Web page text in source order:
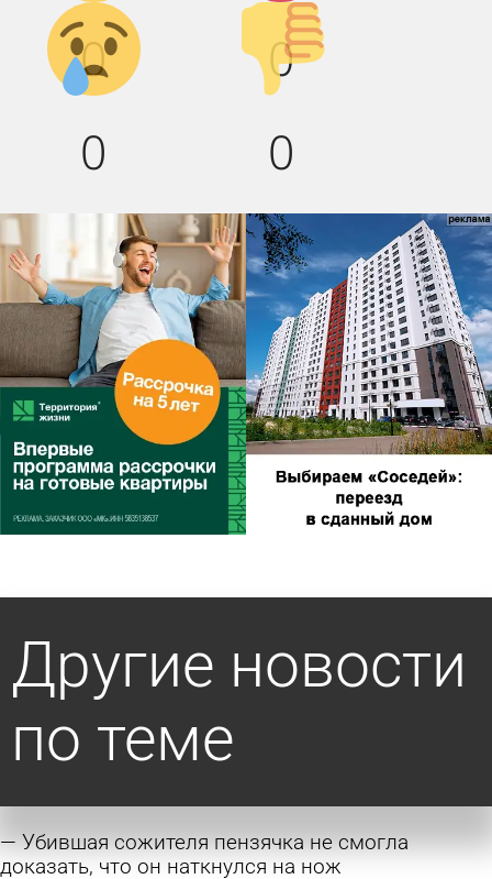
0 0
Грусть :(
0
Палец
вниз!
0
Другие новости
по теме
Убившая сожителя пензячка не смогла
доказать, что он наткнулся на нож